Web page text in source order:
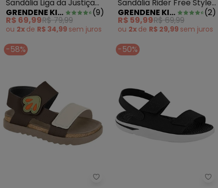
Sandália Liga da Justiça
Evolution Marinho
GRENDENE KIDS (9)
R$ 69,99R$ 79,99
ou 2x de R$ 34,99 sem juros
Sandália Rider Free Style
Ii
GRENDENE KIDS (2)
R$ 59,99R$ 69,99
ou 2x de R$ 29,99 sem juros
-58%
Sandália Molekinho (Café)
-50%